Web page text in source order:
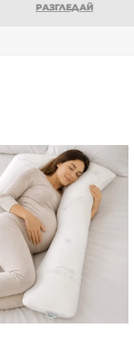
РАЗГЛЕДАЙ